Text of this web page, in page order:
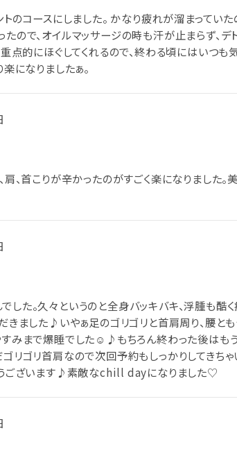
トのコースにしました。 かなり疲れが溜まってい
ので、オイルマッサージの時も汗が止まらず、デ
点的にほぐしてくれるので、終わる頃にはいつも
になりましたぁ。
、首こりが辛かったのがすごく楽になりました。
た。久々というのと全身バッキバキ、浮腫も酷
きました♪いやぁ足のゴリゴリと首肩周り、腰と
すみまで爆睡でした☺︎♪もちろん終わった後はも
リゴリ首肩なので次回予約もしっかりしてきち
ございます♪素敵なchill dayになりました♡